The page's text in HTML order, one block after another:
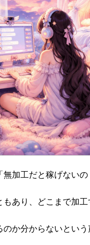
加工だと稼げないの
あり、どこまで加工
か分からないという